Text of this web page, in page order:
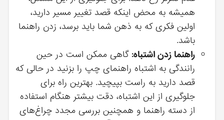
همیشه به محض اینکه قصد تغییر مسیر دارید،
اولین فکری که به ذهن شما باید برسد، زدن راهنما
باشد.
راهنما زدن اشتباه: گاهی ممکن است در حین
رانندگی به اشتباه راهنمای چپ را بزنید در حالی که
قصد دارید به راست بپیچید. بهترین راه برای
جلوگیری از این اشتباه، دقت بیشتر هنگام استفاده
از دسته راهنما و همچنین بررسی مجدد چراغ‌های